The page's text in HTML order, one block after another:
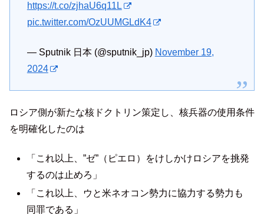
https://t.co/zjhaU6q11L
pic.twitter.com/OzUUMGLdK4
— Sputnik 日本 (@sputnik_jp) November 19,
2024
ロシア側が新たな核ドクトリン策定し、核兵器の使用条件
を明確化したのは
「これ以上、”ゼ”（ピエロ）をけしかけロシアを挑発
するのは止めろ」
「これ以上、ウと米ネオコン勢力に協力する勢力も
同罪である」